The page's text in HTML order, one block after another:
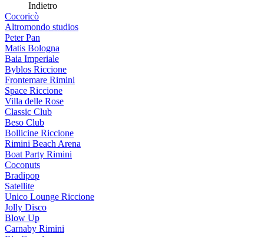
Indietro
Cocoricò
Altromondo studios
Peter Pan
Matis Bologna
Baia Imperiale
Byblos Riccione
Frontemare Rimini
Space Riccione
Villa delle Rose
Classic Club
Beso Club
Bollicine Riccione
Rimini Beach Arena
Boat Party Rimini
Coconuts
Bradipop
Satellite
Unico Lounge Riccione
Jolly Disco
Blow Up
Carnaby Rimini